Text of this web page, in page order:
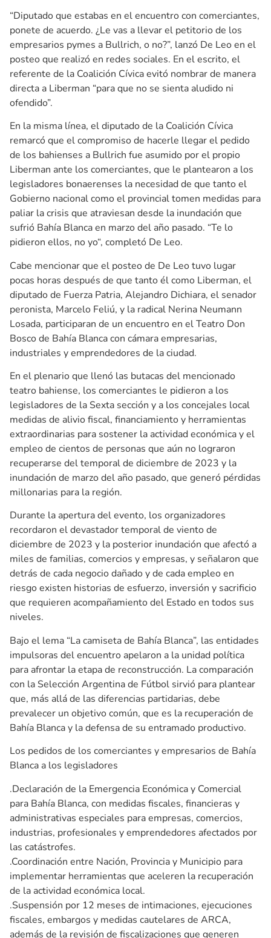
“Diputado que estabas en el encuentro con comerciantes,
ponete de acuerdo. ¿Le vas a llevar el petitorio de los
empresarios pymes a Bullrich, o no?”, lanzó De Leo en el
posteo que realizó en redes sociales. En el escrito, el
referente de la Coalición Cívica evitó nombrar de manera
directa a Liberman “para que no se sienta aludido ni
ofendido”.
En la misma línea, el diputado de la Coalición Cívica
remarcó que el compromiso de hacerle llegar el pedido
de los bahienses a Bullrich fue asumido por el propio
Liberman ante los comerciantes, que le plantearon a los
legisladores bonaerenses la necesidad de que tanto el
Gobierno nacional como el provincial tomen medidas para
paliar la crisis que atraviesan desde la inundación que
sufrió Bahía Blanca en marzo del año pasado. “Te lo
pidieron ellos, no yo“, completó De Leo.
Cabe mencionar que el posteo de De Leo tuvo lugar
pocas horas después de que tanto él como Liberman, el
diputado de Fuerza Patria, Alejandro Dichiara, el senador
peronista, Marcelo Feliú, y la radical Nerina Neumann
Losada, participaran de un encuentro en el Teatro Don
Bosco de Bahía Blanca con cámara empresarias,
industriales y emprendedores de la ciudad.
En el plenario que llenó las butacas del mencionado
teatro bahiense, los comerciantes le pidieron a los
legisladores de la Sexta sección y a los concejales local
medidas de alivio fiscal, financiamiento y herramientas
extraordinarias para sostener la actividad económica y el
empleo de cientos de personas que aún no lograron
recuperarse del temporal de diciembre de 2023 y la
inundación de marzo del año pasado, que generó pérdidas
millonarias para la región.
Durante la apertura del evento, los organizadores
recordaron el devastador temporal de viento de
diciembre de 2023 y la posterior inundación que afectó a
miles de familias, comercios y empresas, y señalaron que
detrás de cada negocio dañado y de cada empleo en
riesgo existen historias de esfuerzo, inversión y sacrificio
que requieren acompañamiento del Estado en todos sus
niveles.
Bajo el lema “La camiseta de Bahía Blanca”, las entidades
impulsoras del encuentro apelaron a la unidad política
para afrontar la etapa de reconstrucción. La comparación
con la Selección Argentina de Fútbol sirvió para plantear
que, más allá de las diferencias partidarias, debe
prevalecer un objetivo común, que es la recuperación de
Bahía Blanca y la defensa de su entramado productivo.
Los pedidos de los comerciantes y empresarios de Bahía
Blanca a los legisladores
.Declaración de la Emergencia Económica y Comercial
para Bahía Blanca, con medidas fiscales, financieras y
administrativas especiales para empresas, comercios,
industrias, profesionales y emprendedores afectados por
las catástrofes.
.Coordinación entre Nación, Provincia y Municipio para
implementar herramientas que aceleren la recuperación
de la actividad económica local.
.Suspensión por 12 meses de intimaciones, ejecuciones
fiscales, embargos y medidas cautelares de ARCA,
además de la revisión de fiscalizaciones que generen